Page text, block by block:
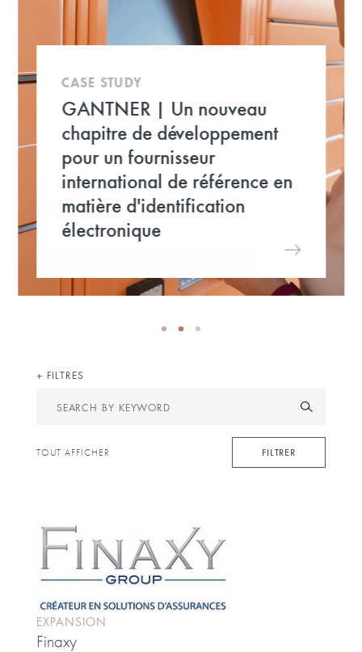
CASE STUDY
GANTNER | Un nouveau
chapitre de développement
pour un fournisseur
international de référence en
matière d'identification
électronique
FILTRES
Search
keyword
FILTRER
TOUT AFFICHER
EXPANSION
Finaxy